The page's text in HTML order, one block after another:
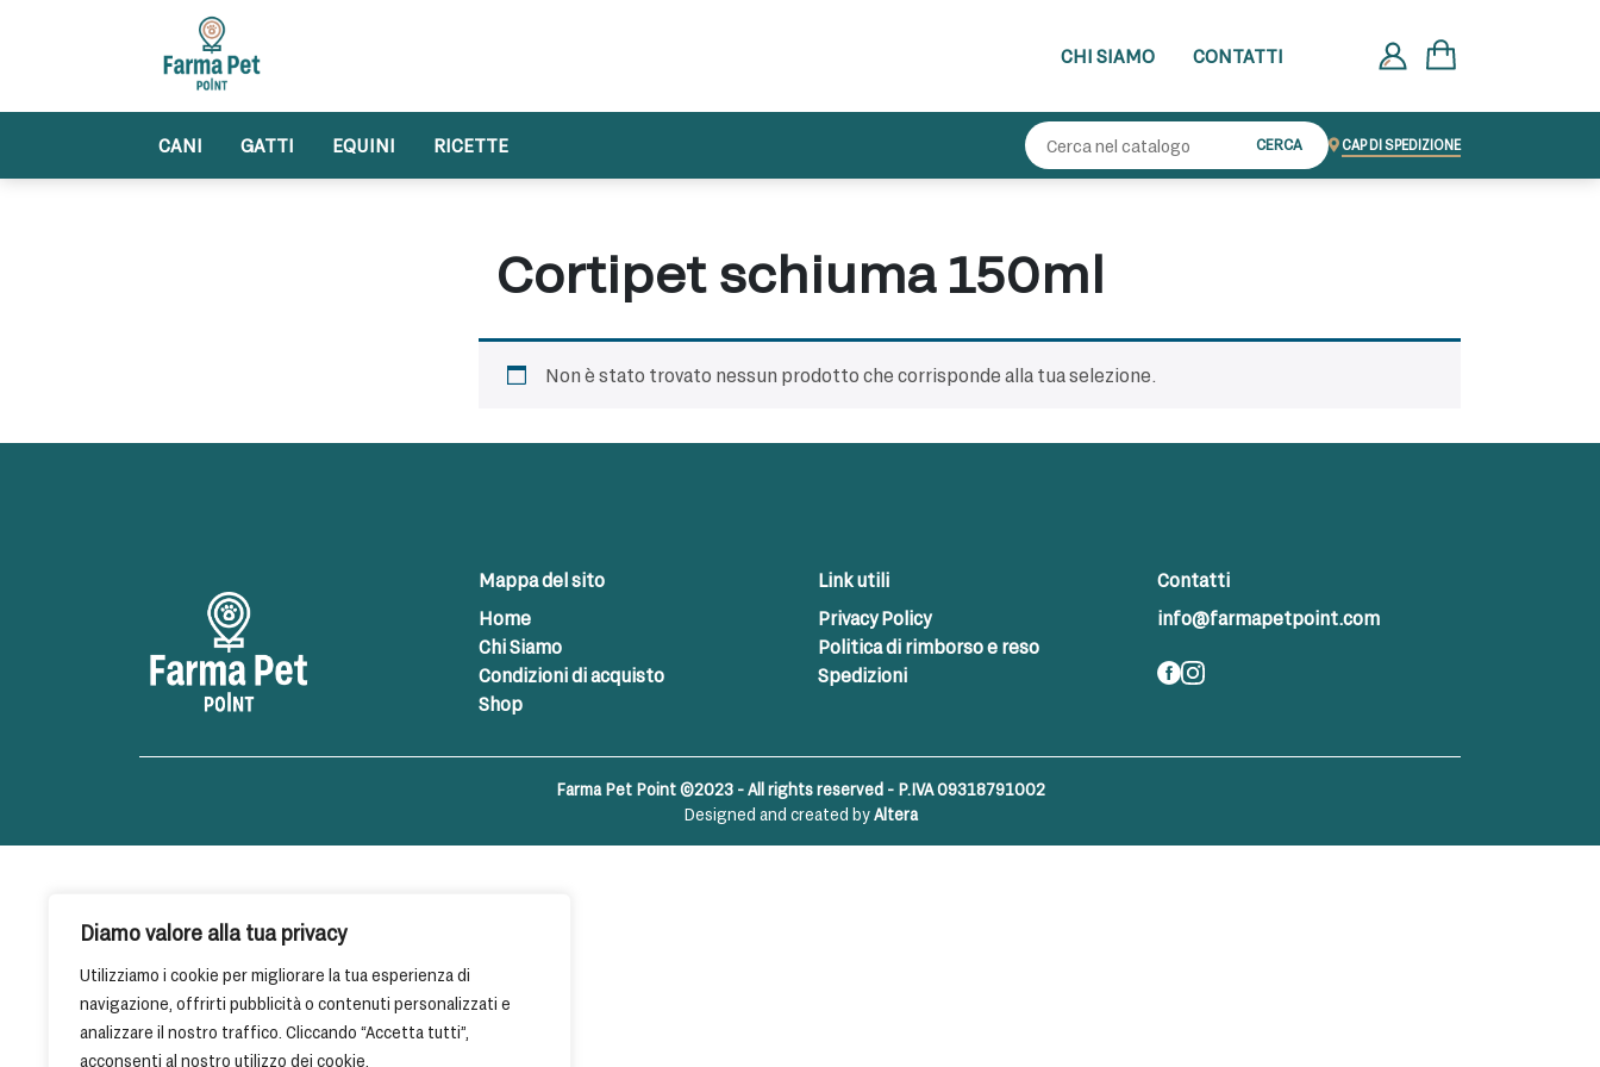
Diamo valore alla tua privacy
Utilizziamo i cookie per migliorare la tua esperienza di
navigazione, offrirti pubblicità o contenuti personalizzati e
analizzare il nostro traffico. Cliccando “Accetta tutti”,
acconsenti al nostro utilizzo dei cookie.
CHI SIAMO CONTATTI
CANI GATTI EQUINI RICETTE CERCA CAP DI SPEDIZIONE
Cortipet schiuma 150ml
Non è stato trovato nessun prodotto che corrisponde alla tua selezione.
Mappa del sito
Home
Chi Siamo
Condizioni di acquisto
Shop
Link utili
Privacy Policy
Politica di rimborso e reso
Spedizioni
Contatti
info@farmapetpoint.com
Farma Pet Point ©2023 - All rights reserved - P.IVA 09318791002
Designed and created byAltera